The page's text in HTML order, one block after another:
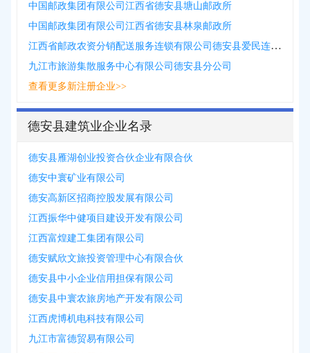
中国邮政集团有限公司江西省德安县塘山邮政所
中国邮政集团有限公司江西省德安县林泉邮政所
江西省邮政农资分销配送服务连锁有限公司德安县爱民连锁店
九江市旅游集散服务中心有限公司德安县分公司
查看更多新注册企业>>
德安县建筑业企业名录
德安县雁湖创业投资合伙企业有限合伙
德安中寰矿业有限公司
德安高新区招商控股发展有限公司
江西振华中健项目建设开发有限公司
江西富煌建工集团有限公司
德安赋欣文旅投资管理中心有限合伙
德安县中小企业信用担保有限公司
德安县中寰农旅房地产开发有限公司
江西虎博机电科技有限公司
九江市富德贸易有限公司